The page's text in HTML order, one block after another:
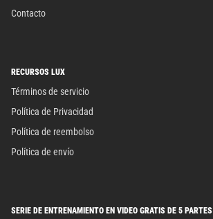
Contacto
RECURSOS LUX
Términos de servicio
Política de Privacidad
Política de reembolso
Política de envío
SERIE DE ENTRENAMIENTO EN VIDEO GRATIS DE 5 PARTES